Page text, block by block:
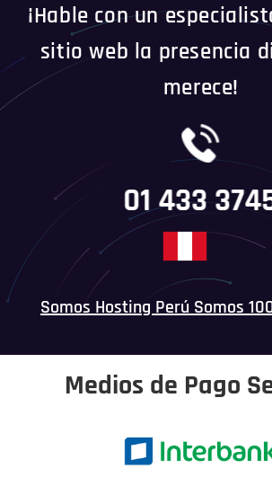
¡Hable con un
sitio web la presencia
merece!
01 433
Somos Hosting Perú Somos
Medios de Pago